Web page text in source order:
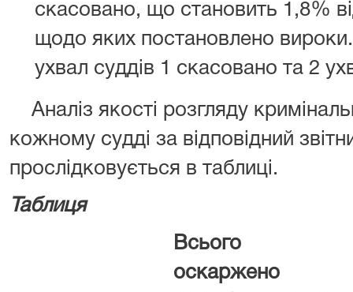
скасовано, що становить 1,8%
щодо яких постановлено
ухвал суддів 1 скасовано та 2
Аналіз якості розгляду
кожному судді за відповідний
прослідковується в
Таблиця
Всього
оскаржено